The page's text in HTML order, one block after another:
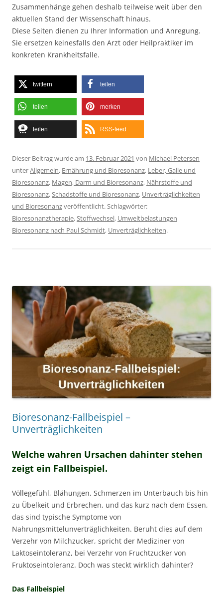
Zusammenhänge gehen deshalb teilweise weit über den
aktuellen Stand der Wissenschaft hinaus.
Diese Seiten dienen zu Ihrer Information und Anregung.
Sie ersetzen keinesfalls den Arzt oder Heilpraktiker im
konkreten Krankheitsfalle.
twittern teilen
teilen merken
teilen RSS-feed
Dieser Beitrag wurde am 13. Februar 2021 von Michael Petersen
unterAllgemein, Ernährung und Bioresonanz, Leber, Galle und
Bioresonanz, Magen, Darm und Bioresonanz, Nährstoffe und
Bioresonanz,Schadstoffe und Bioresonanz, Unverträglichkeiten
und Bioresonanzveröffentlicht. Schlagwörter:
Bioresonanztherapie,Stoffwechsel, Umweltbelastungen
Bioresonanz nach Paul Schmidt, Unverträglichkeiten.
Bioresonanz-Fallbeispiel –
Unverträglichkeiten
Welche wahren Ursachen dahinter stehen
zeigt ein Fallbeispiel.
Völlegefühl, Blähungen, Schmerzen im Unterbauch bis hin
zu Übelkeit und Erbrechen, und das kurz nach dem Essen,
das sind typische Symptome von
Nahrungsmittelunverträglichkeiten. Beruht dies auf dem
Verzehr von Milchzucker, spricht der Mediziner von
Laktoseintoleranz, bei Verzehr von Fruchtzucker von
Fruktoseintoleranz. Doch was steckt wirklich dahinter?
Das Fallbeispiel